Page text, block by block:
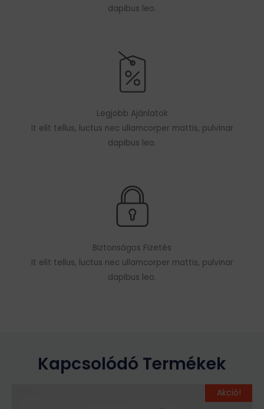
dapibus leo.
Legjobb Ajánlatok
It elit tellus, luctus nec ullamcorper mattis, pulvinar
dapibus leo.
Biztonságos Fizetés
It elit tellus, luctus nec ullamcorper mattis, pulvinar
dapibus leo.
Kapcsolódó Termékek
Akció!